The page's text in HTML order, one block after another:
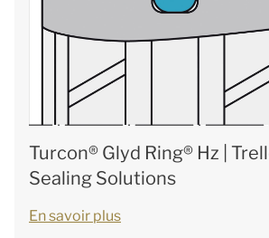
Turcon® Glyd Ring® Hz |
Sealing Solutions
En savoir plus